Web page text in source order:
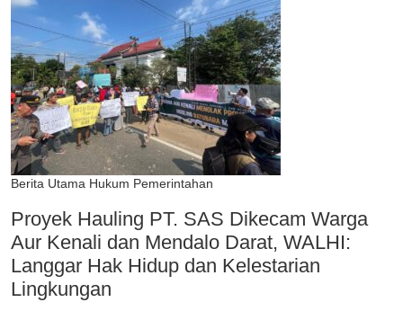
Berita Utama Hukum Pemerintahan
Proyek Hauling PT. SAS Dikecam Warga
Aur Kenali dan Mendalo Darat, WALHI:
Langgar Hak Hidup dan Kelestarian
Lingkungan